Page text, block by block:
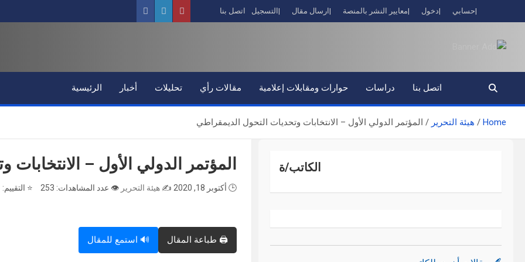
to
اتصل بنا التسجيل ارسال مقال معايير النشر بالمنصة دخول حسابي
الرئيسية أخبار تحليلات مقالات رأي حوارات ومقابلات إعلامية دراسات اتصل بنا
Home هيئة التحرير المؤتمر الدولي الأول – الانتخابات وتحديات التحول الديمقراطي
المؤتمر الدولي الأول –
🕒 أكتوبر 18, 2020 ✍️ هيئة التحرير 👁️ عدد المشاهدات: 253 ⭐ التقييم:
🖨️ طباعة المقال 🔊 استمع للمقال
الكاتب/ة